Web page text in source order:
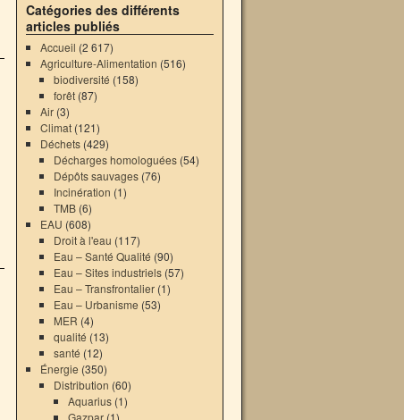
Catégories des différents
articles publiés
Accueil (2 617)
Agriculture-Alimentation (516)
biodiversité (158)
forêt (87)
Air(3)
Climat(121)
Déchets(429)
Décharges homologuées (54)
Dépôts sauvages (76)
Incinération (1)
TMB (6)
EAU (608)
Droit à l'eau (117)
Eau – Santé Qualité (90)
Eau – Sites industriels (57)
Eau – Transfrontalier (1)
Eau – Urbanisme (53)
MER (4)
qualité (13)
santé (12)
Énergie (350)
Distribution (60)
Aquarius(1)
Gazpar(1)